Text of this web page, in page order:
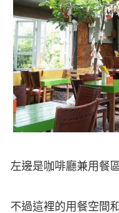
左邊是咖啡廳兼用餐
不過這裡的用餐空間